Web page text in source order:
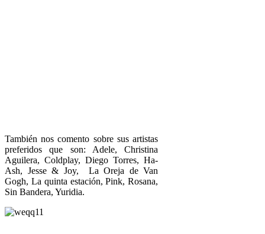
También nos comento sobre sus artistas
preferidos que son: Adele, Christina
Aguilera, Coldplay, Diego Torres, Ha-
Ash, Jesse & Joy, La Oreja de Van
Gogh, La quinta estación, Pink, Rosana,
Sin Bandera, Yuridia.